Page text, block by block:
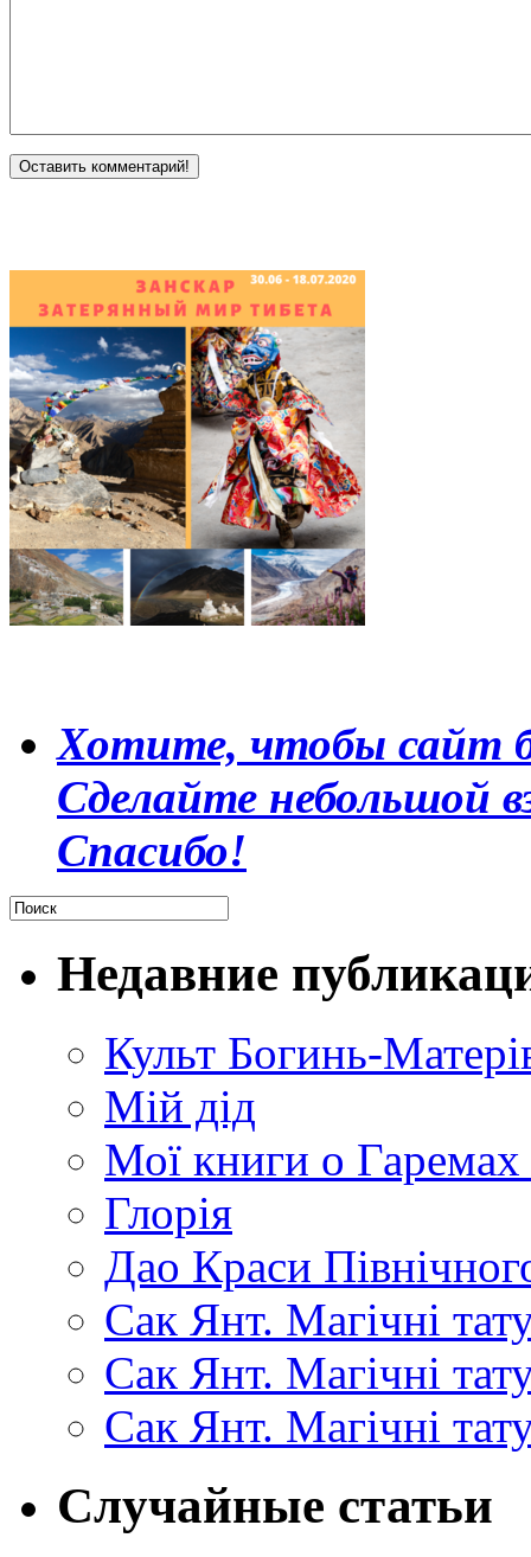
Хотите, чтобы сайт
Сделайте небольшой
Спасибо!
Недавние
Культ Богинь-
Мій дід
Мої книги о
Глорія
Дао Краси
Сак Янт. Магічні
Сак Янт. Магічні
Сак Янт. Магічні
Случайные статьи